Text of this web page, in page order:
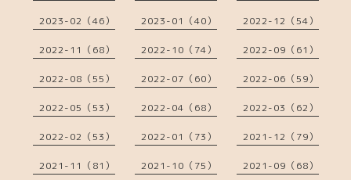
2023-02（46） 2023-01（40） 2022-12（54）
2022-11（68） 2022-10（74） 2022-09（61）
2022-08（55） 2022-07（60） 2022-06（59）
2022-05（53） 2022-04（68） 2022-03（62）
2022-02（53） 2022-01（73） 2021-12（79）
2021-11（81） 2021-10（75） 2021-09（68）